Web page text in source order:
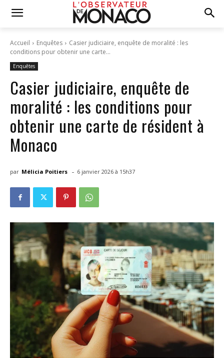
Accueil Enquêtes
Casier judiciaire, enquête de moralité : les
conditions pour obtenir une carte...
Enquêtes
Casier judiciaire, enquête de
moralité : les conditions pour
obtenir une carte de résident à
Monaco
par Mélicia Poitiers - 6 janvier 2026 à 15h37